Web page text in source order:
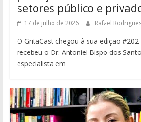
setores público e
17 de julho de 2026 Rafael
O GritaCast chegou à sua edição
recebeu o Dr. Antoniel Bispo dos
especialista em